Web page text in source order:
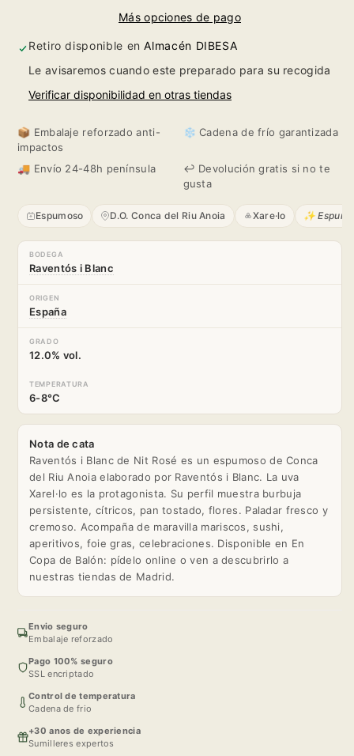
Blanc
de
Nit
Rosé
Blanc
de
Nit
Rosé
Más opciones de pago
Retiro disponible enAlmacén DIBESA
Le avisaremos cuando este preparado para su recogida
Verificar disponibilidad en otras tiendas
📦 Embalaje reforzado anti-
impactos
❄️ Cadena de frío garantizada
🚚 Envío 24-48h península
↩️ Devolución gratis si no te
gusta
Espumoso D.O. Conca del Riu Anoia Xare·lo ✨
BODEGA
Raventós i Blanc
ORIGEN
España
GRADO
12.0% vol.
TEMPERATURA
6-8°C
Nota de cata
Raventós i Blanc de Nit Rosé es un espumoso de Conca
del Riu Anoia elaborado por Raventós i Blanc. La uva
Xarel·lo es la protagonista. Su perfil muestra burbuja
persistente, cítricos, pan tostado, flores. Paladar fresco y
cremoso. Acompaña de maravilla mariscos, sushi,
aperitivos, foie gras, celebraciones. Disponible en En
Copa de Balón: pídelo online o ven a descubrirlo a
nuestras tiendas de Madrid.
Envio seguro
Embalaje reforzado
Pago 100% seguro
SSL encriptado
Control de temperatura
Cadena de frio
+30 anos de experiencia
Sumilleres expertos